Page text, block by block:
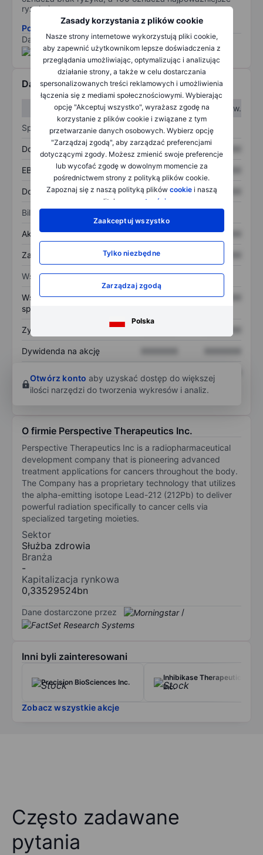
Zasady korzystania z plików cookie
Nasze strony internetowe wykorzystują pliki cookie,
aby zapewnić użytkownikom lepsze doświadczenia z
przeglądania umożliwiając, optymalizując i analizując
działanie strony, a także w celu dostarczania
spersonalizowanych treści reklamowych i umożliwienia
łączenia się z mediami społecznościowymi. Wybierając
opcję "Akceptuj wszystko", wyrażasz zgodę na
korzystanie z plików cookie i związane z tym
przetwarzanie danych osobowych. Wybierz opcję
"Zarządzaj zgodą", aby zarządzać preferencjami
dotyczącymi zgody. Możesz zmienić swoje preferencje
lub wycofać zgodę w dowolnym momencie za
pośrednictwem strony z polityką plików cookie.
Zapoznaj się z naszą polityką plików cookiei naszą
polityką
prywatności
Zaakceptuj wszystko
Tylko niezbędne
Zarządzaj zgodą
Polska
ryzyko).
Pobierz metodologię ryzyka ESG.
Dane dostarczone przez
/
Dane finansowe
W I kw.
W II kw.
Sprawozdanie z zysków
Dochód XXXXXXX
EBITDA XXXXXXX XXXXXXX
Dochód netto XXXXXXX XXXXXXX
Bilans
Aktywa ogółem XXXXXXX XXXXXXX
Zadłużenie ogółem XXXXXXX
Wskaźniki
Współczynnik cena do
sprzedaży
XXXXXXX XXXXXXX
Zysk na akcję
Dywidenda na akcję
własnego
Otwórz konto aby uzyskać dostęp do większej
ilości narzędzi do tworzenia wykresów i analiz.
O firmie Perspective Therapeutics Inc.
Perspective Therapeutics Inc is a radiopharmaceutical
development company that is pioneering advanced
treatment applications for cancers throughout the body.
The Company has a proprietary technology that utilizes
the alpha-emitting isotope Lead-212 (212Pb) to deliver
powerful radiation specifically to cancer cells via
specialized targeting moieties.
Sektor
Służba zdrowia
Branża
-
Kapitalizacja rynkowa
0,33529524bn
Dane dostarczone przez /
Inni byli zainteresowani
Precision BioSciences Inc.
Inhibikase Therapeutics
Inc.
Zobacz wszystkie akcje
Często zadawane
pytania